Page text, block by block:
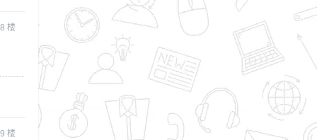
楼
楼